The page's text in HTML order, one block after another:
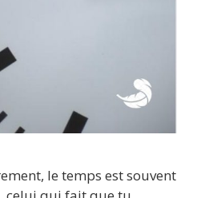
le temps est souvent